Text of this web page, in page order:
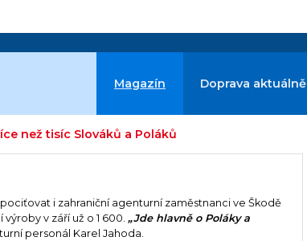
Magazín Doprava aktuálně
než tisíc Slováků a Poláků
i zahraniční agenturní zaměstnanci ve Škodě
v září už o 1 600.„Jde hlavně o Poláky a
personál Karel Jahoda.